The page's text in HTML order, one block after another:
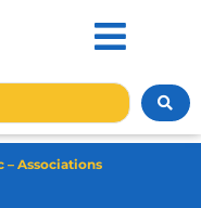
– Associations